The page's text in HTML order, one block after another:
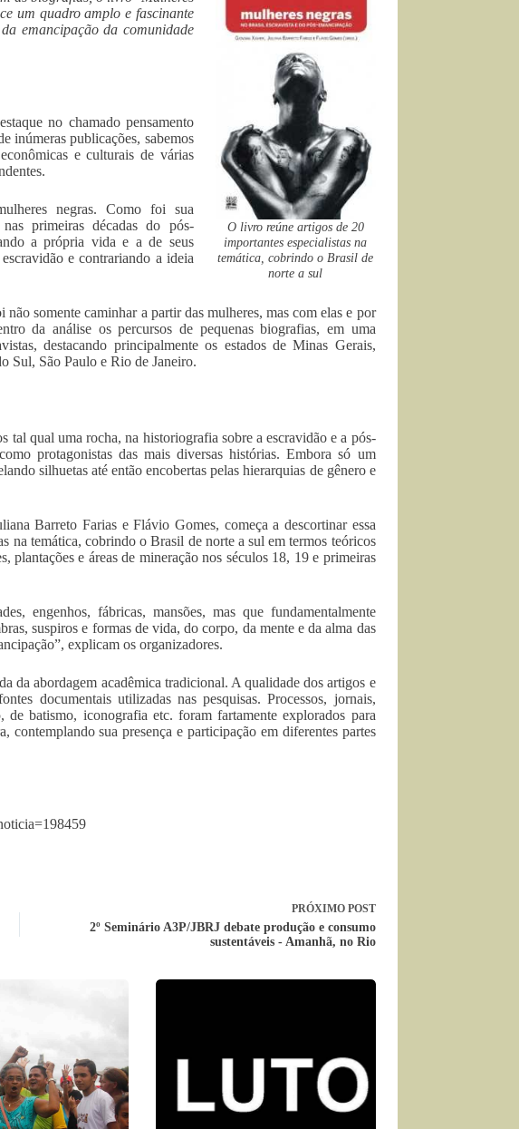
O livro reúne artigos de 20
importantes especialistas na
temática, cobrindo o Brasil de
norte a sul
um quadro amplo e fascinante
emancipação da comunidade
no chamado pensamento
inúmeras publicações, sabemos
e culturais de várias
negras. Como foi sua
primeiras décadas do pós-
a própria vida e a de seus
e contrariando a ideia
somente caminhar a partir das mulheres, mas com elas e por
da análise os percursos de pequenas biografias, em uma
destacando principalmente os estados de Minas Gerais,
Sul, São Paulo e Rio de Janeiro.
tal qual uma rocha, na historiografia sobre a escravidão e a pós-
protagonistas das mais diversas histórias. Embora só um
silhuetas até então encobertas pelas hierarquias de gênero e
Barreto Farias e Flávio Gomes, começa a descortinar essa
na temática, cobrindo o Brasil de norte a sul em termos teóricos
plantações e áreas de mineração nos séculos 18, 19 e primeiras
engenhos, fábricas, mansões, mas que fundamentalmente
suspiros e formas de vida, do corpo, da mente e da alma das
explicam os organizadores.
da abordagem acadêmica tradicional. A qualidade dos artigos e
documentais utilizadas nas pesquisas. Processos, jornais,
batismo, iconografia etc. foram fartamente explorados para
contemplando sua presença e participação em diferentes partes
PRÓXIMO POST
2º Seminário A3P/JBRJ debate produção e consumo
sustentáveis - Amanhã, no Rio